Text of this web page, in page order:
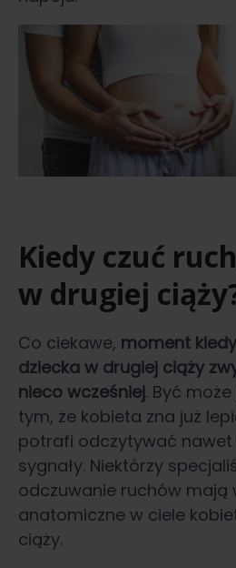
Kiedy czuć
w drugiej
Co ciekawe, moment
dziecka w drugiej ciąży
nieco wcześniej. Być
tym, że kobieta zna już
potrafi odczytywać
sygnały. Niektórzy
odczuwanie ruchów mają
anatomiczne w ciele
ciąży.